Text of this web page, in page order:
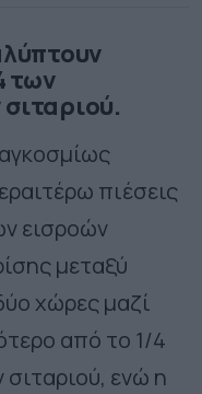
των
πιέσεις
εισροών
μεταξύ
χώρες μαζί
από το 1/4
ενώ η